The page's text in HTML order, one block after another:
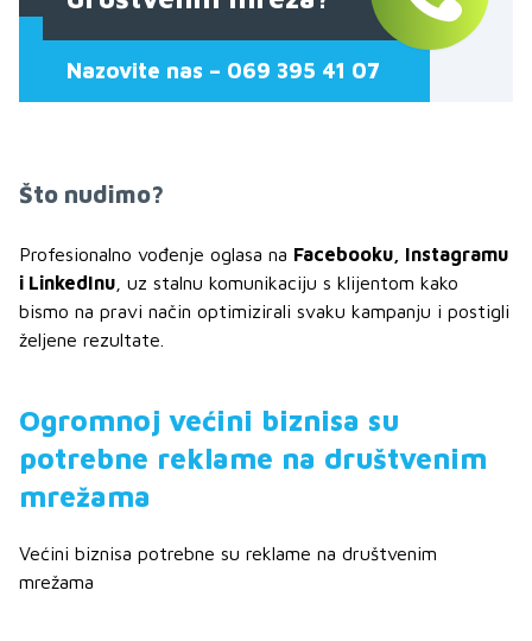
Nazovite nas – 069 395 41 07
Što nudimo?
Profesionalno vođenje oglasa na Facebooku, Instagramu
i LinkedInu , uz stalnu komunikaciju s klijentom kako
bismo na pravi način optimizirali svaku kampanju i postigli
željene rezultate.
Ogromnoj većini biznisa su
potrebne reklame na društvenim
mrežama
Većini biznisa potrebne su reklame na društvenim
mrežama